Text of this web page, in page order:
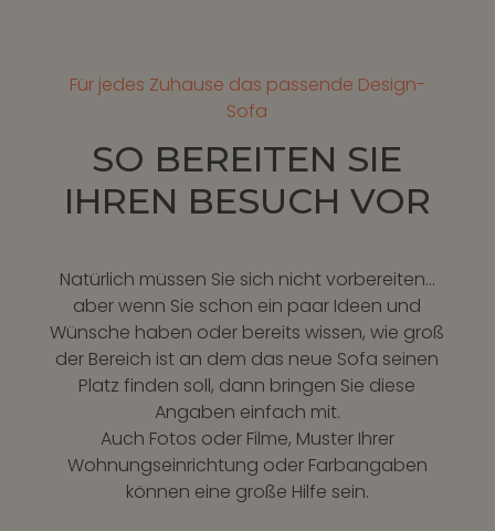
Für jedes Zuhause das passende Design-
Sofa
SO BEREITEN SIE
IHREN BESUCH VOR
Natürlich müssen Sie sich nicht vorbereiten…
aber wenn Sie schon ein paar Ideen und
Wünsche haben oder bereits wissen, wie groß
der Bereich ist an dem das neue Sofa seinen
Platz finden soll, dann bringen Sie diese
Angaben einfach mit.
Auch Fotos oder Filme, Muster Ihrer
Wohnungseinrichtung oder Farbangaben
können eine große Hilfe sein.